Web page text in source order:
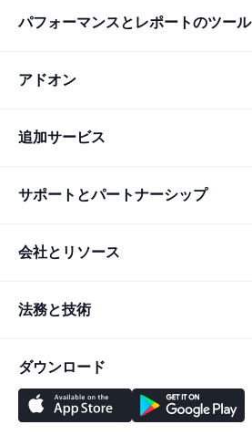
パフォーマンスとレポートのツール
アドオン
追加サービス
サポートとパートナーシップ
会社とリソース
法務と技術
ダウンロード